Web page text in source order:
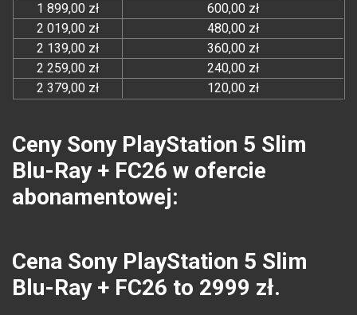
1 899,00 zł
600,00 zł
2 019,00 zł
480,00 zł
2 139,00 zł
360,00 zł
2 259,00 zł
240,00 zł
2 379,00 zł
120,00 zł
Ceny Sony PlayStation 5 Slim
Blu-Ray + FC26 w ofercie
abonamentowej:
Cena Sony PlayStation 5 Slim
Blu-Ray + FC26 to 2999 zł.